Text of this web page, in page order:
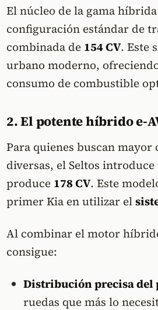
El núcleo de la gama
configuración estándar de
combinada de 154 CV. Este
urbano moderno,
consumo de combustible
2. El potente híbrido e-
Para quienes buscan
diversas, el Seltos
produce 178 CV. Este
primer Kia en utilizar el
Al combinar el motor
consigue:
Distribución precisa del
ruedas que más lo